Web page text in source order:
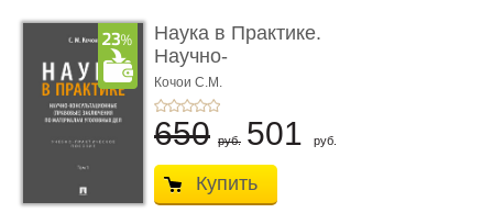
Наука в Практике.
Научно-
консультационные (пра
...
Кочои С.М.
650 руб. 501 руб.
Купить